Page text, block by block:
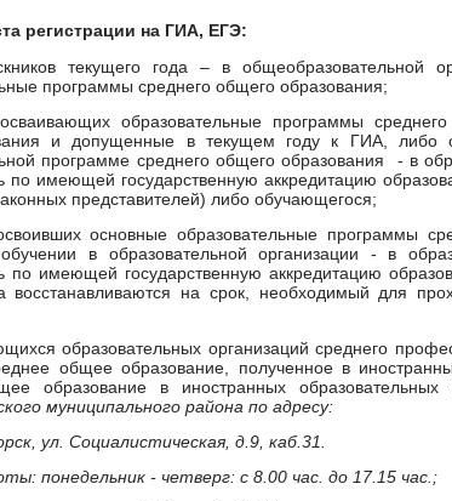
регистрации на ГИА, ЕГЭ:
текущего года – в общеобразовательной
программы среднего общего образования;
образовательные программы
и допущенные в текущем году к ГИА, либо
программе среднего общего образования - в
по имеющей государственную аккредитацию
представителей) либо обучающегося;
основные образовательные программы
в образовательной организации - в
по имеющей государственную аккредитацию
восстанавливаются на срок, необходимый для
образовательных организаций среднего
общее образование, полученное в
образование в иностранных образовательных
муниципального района по адресу:
ул. Социалистическая, д.9, каб.31.
понедельник - четверг: с 8.00 час. до 17.15 час.;